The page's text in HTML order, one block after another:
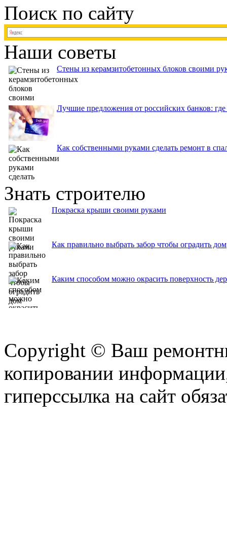
Поиск по сайту
Наши советы
Стены из керамзитобетонных блоков своими
Лучшие предложения от российских банков:
Как собственными руками сделать ремонт в
Знать строителю
Покраска крыши своими руками
Как правильно выбрать забор чтобы оградить дом
Каким способом можно окрасить поверхность
Copyright © Ваш
копировании
гиперссылка на сайт